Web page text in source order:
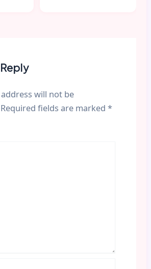
will not be
Required fields are marked *